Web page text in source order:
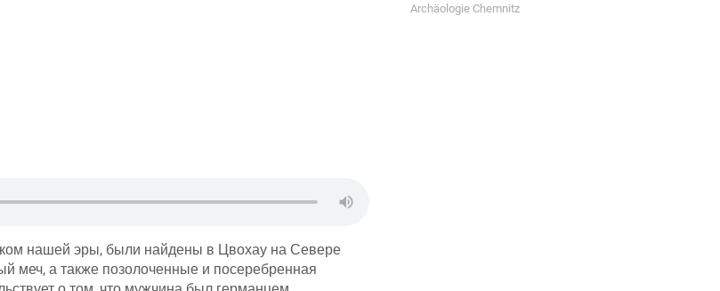
нашей эры, были найдены в Цвохау на Севере
меч, а также позолоченные и посеребренная
Archäologie Chemnitz